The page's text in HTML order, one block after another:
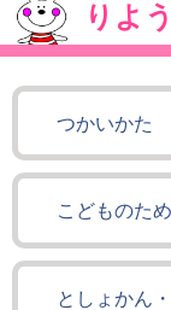
りよ
つかいかた
こどものた
としょかん